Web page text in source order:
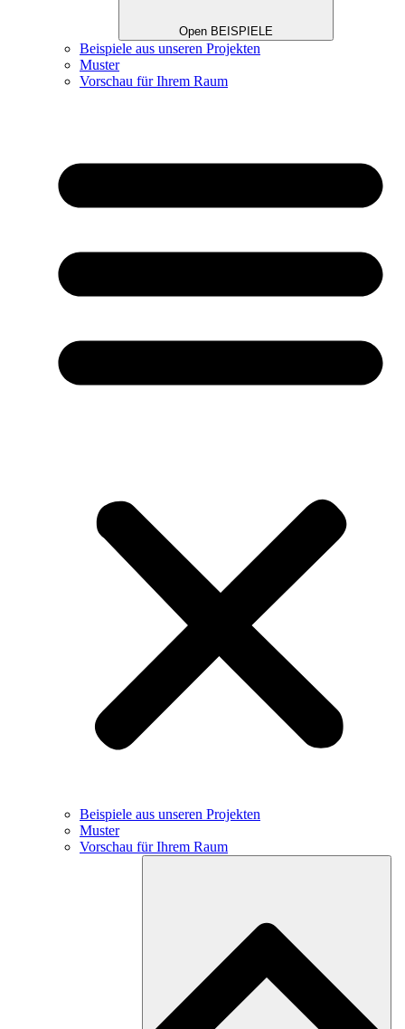
Open BEISPIELE
Beispiele aus unseren Projekten
Muster
Vorschau für Ihrem Raum
Beispiele aus unseren Projekten
Muster
Vorschau für Ihrem Raum